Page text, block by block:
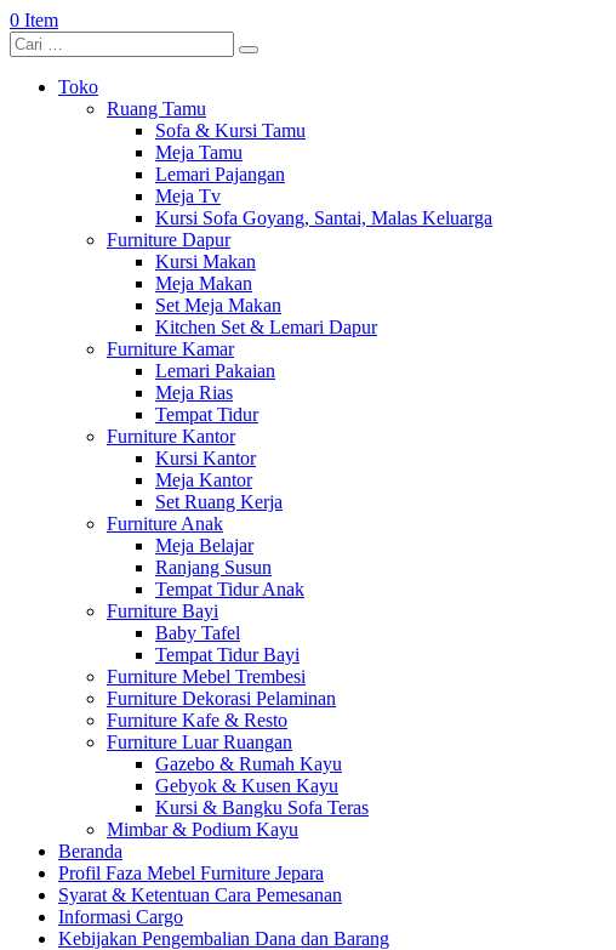
0 Item
Toko
Ruang Tamu
Sofa & Kursi Tamu
Meja Tamu
Lemari Pajangan
Meja Tv
Kursi Sofa Goyang, Santai, Malas Keluarga
Furniture Dapur
Kursi Makan
Meja Makan
Set Meja Makan
Kitchen Set & Lemari Dapur
Furniture Kamar
Lemari Pakaian
Meja Rias
Tempat Tidur
Furniture Kantor
Kursi Kantor
Meja Kantor
Set Ruang Kerja
Furniture Anak
Meja Belajar
Ranjang Susun
Tempat Tidur Anak
Furniture Bayi
Baby Tafel
Tempat Tidur Bayi
Furniture Mebel Trembesi
Furniture Dekorasi Pelaminan
Furniture Kafe & Resto
Furniture Luar Ruangan
Gazebo & Rumah Kayu
Gebyok & Kusen Kayu
Kursi & Bangku Sofa Teras
Mimbar & Podium Kayu
Beranda
Profil Faza Mebel Furniture Jepara
Syarat & Ketentuan Cara Pemesanan
Informasi Cargo
Kebijakan Pengembalian Dana dan Barang